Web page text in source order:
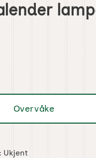
Adventskalender
Overvåke
Ukjent